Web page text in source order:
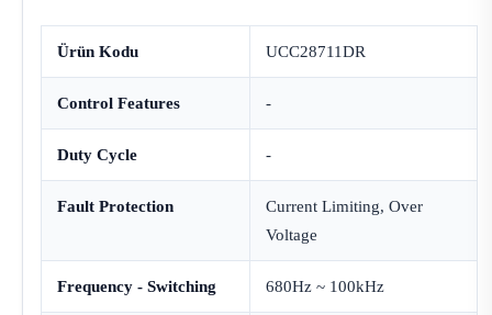
Ürün Kodu UCC28711DR
Control Features -
Duty Cycle -
Fault Protection
Current Limiting, Over
Voltage
Frequency - Switching 680Hz ~ 100kHz